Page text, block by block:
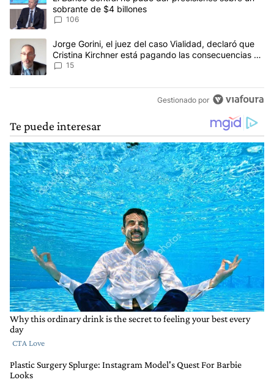
sobrante de $4 billones
106
Un artículo de tendencia con el título "Jorge Gorini, el juez del
Jorge Gorini, el juez del caso Vialidad, declaró que
Cristina Kirchner está pagando las consecuencias de
cometer "un delito comprobado"
15
Gestionado por